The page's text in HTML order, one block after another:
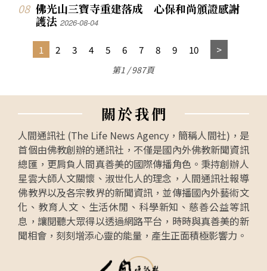
佛光山三寶寺重建落成 心保和尚頒證感謝
護法2026-08-04
1 2 3 4 5 6 7 8 9 10
第1 / 987頁
關於我們
人間通訊社 (The Life News Agency，簡稱人間社)，是
首個由佛教創辦的通訊社，不僅是國內外佛教新聞資訊
總匯，更肩負人間真善美的國際傳播角色。秉持創辦人
星雲大師人文關懷、淑世化人的理念，人間通訊社報導
佛教界以及各宗教界的新聞資訊，並傳播國內外藝術文
化、教育人文、生活休閒、科學新知、慈善公益等訊
息，讓閱聽大眾得以透過網路平台，時時與真善美的新
聞相會，刻刻增添心靈的能量，產生正面積極影響力。